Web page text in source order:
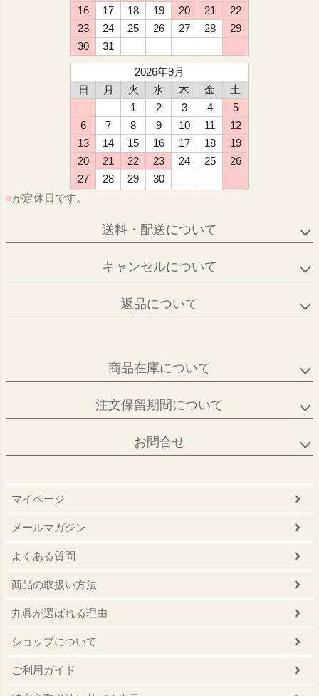
16
17 18 19 20 21
22
23
24 25 26 27 28
29
30
31
2026年9月
日
月 火 水 木 金
土
1
2 3 4
5
6
7 8 9 10 11
12
13
14 15 16 17 18
19
20
21 22 23 24 25
26
27
28 29
30
■が定休日です。
送料・配送について
キャンセルについて
返品について
商品在庫について
注文保留期間について
お問合せ
マイページ
メールマガジン
よくある質問
商品の取扱い方法
丸眞が選ばれる理由
ショップについて
ご利用ガイド